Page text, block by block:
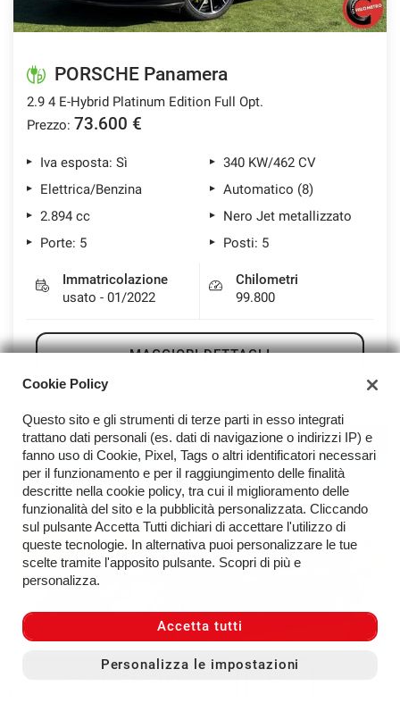
PORSCHE Panamera
2.9 4 E-Hybrid Platinum Edition Full Opt.
Prezzo: 73.600 €
Iva esposta: Sì
340 KW/462 CV
Elettrica/Benzina
Automatico (8)
2.894 cc
Nero Jet metallizzato
Porte: 5
Posti: 5
Immatricolazione
usato - 01/2022
Chilometri
99.800
MAGGIORI DETTAGLI
OFFERTA VENDUTA
Cookie Policy
Questo sito e gli strumenti di terze parti in esso integrati
trattano dati personali (es. dati di navigazione o indirizzi IP) e
fanno uso di Cookie, Pixel, Tags o altri identificatori necessari
per il funzionamento e per il raggiungimento delle finalità
descritte nella cookie policy, tra cui il miglioramento delle
funzionalità del sito e la pubblicità personalizzata. Cliccando
sul pulsante Accetta Tutti dichiari di accettare l'utilizzo di
queste tecnologie. In alternativa puoi personalizzare le tue
scelte tramite l'apposito pulsante. Scopri di più e
personalizza.
Accetta tutti
Personalizza le impostazioni